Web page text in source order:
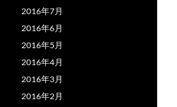
2016年7月
2016年6月
2016年5月
2016年4月
2016年3月
2016年2月